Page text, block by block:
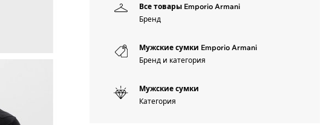
Все товары Emporio Armani
Бренд
Мужские сумки Emporio Armani
Бренд и категория
Мужские сумки
Категория